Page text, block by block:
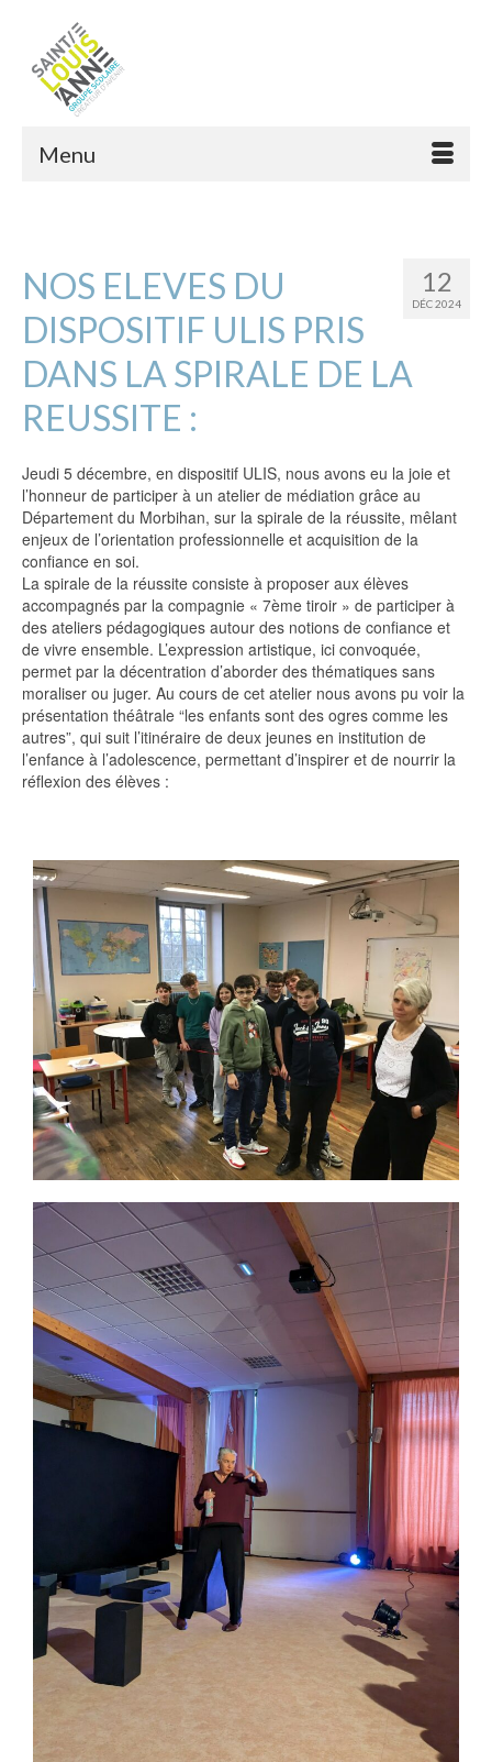
Menu
12
DÉC 2024
NOS ELEVES DU
DISPOSITIF ULIS PRIS
DANS LA SPIRALE DE LA
REUSSITE :
Jeudi 5 décembre, en dispositif ULIS, nous avons eu la joie et
l’honneur de participer à un atelier de médiation grâce au
Département du Morbihan, sur la spirale de la réussite, mêlant
enjeux de l’orientation professionnelle et acquisition de la
confiance en soi.
La spirale de la réussite consiste à proposer aux élèves
accompagnés par la compagnie « 7ème tiroir » de participer à
des ateliers pédagogiques autour des notions de confiance et
de vivre ensemble. L’expression artistique, ici convoquée,
permet par la décentration d’aborder des thématiques sans
moraliser ou juger. Au cours de cet atelier nous avons pu voir la
présentation théâtrale “les enfants sont des ogres comme les
autres”, qui suit l’itinéraire de deux jeunes en institution de
l’enfance à l’adolescence, permettant d’inspirer et de nourrir la
réflexion des élèves :